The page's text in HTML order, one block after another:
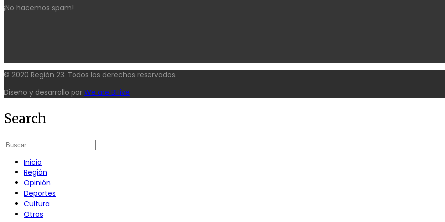
¡No hacemos spam!
© 2020 Región 23. Todos los derechos reservados.
Diseño y desarrollo por We are BHive
Search
Inicio
Región
Opinión
Deportes
Cultura
Otros